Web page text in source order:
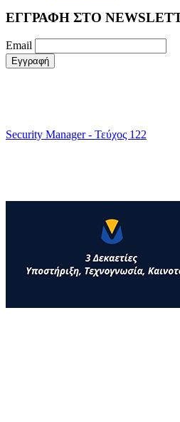
ΕΓΓΡΑΦΗ ΣΤΟ
Email
Security Manager - Τεύχος 122